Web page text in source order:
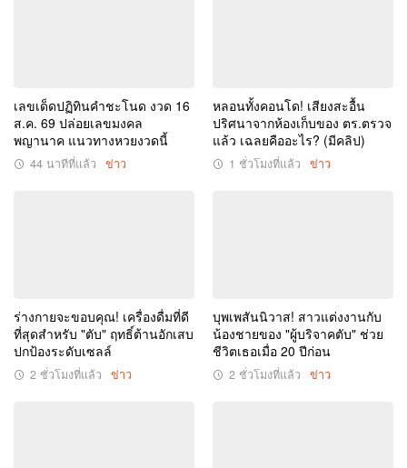
3
งวด
16/8/69
เซฟ
เลขเด็ดปฏิทินคำชะโนด งวด 16
ส.ค. 69 ปล่อยเลขมงคล
พญานาค แนวทางหวยงวดนี้
44 นาทีที่แล้ว ข่าว
หลอนทั้งคอนโด! เสียงสะอื้น
ปริศนาจากห้องเก็บของ ตร.ตรวจ
แล้ว เฉลยคืออะไร? (มีคลิป)
1 ชั่วโมงที่แล้ว ข่าว
ร่างกายจะขอบคุณ! เครื่องดื่มที่ดี
ที่สุดสำหรับ "ตับ" ฤทธิ์ต้านอักเสบ
ปกป้องระดับเซลล์
2 ชั่วโมงที่แล้ว ข่าว
บุพเพสันนิวาส! สาวแต่งงานกับ
น้องชายของ "ผู้บริจาคตับ" ช่วย
ชีวิตเธอเมื่อ 20 ปีก่อน
2 ชั่วโมงที่แล้ว ข่าว